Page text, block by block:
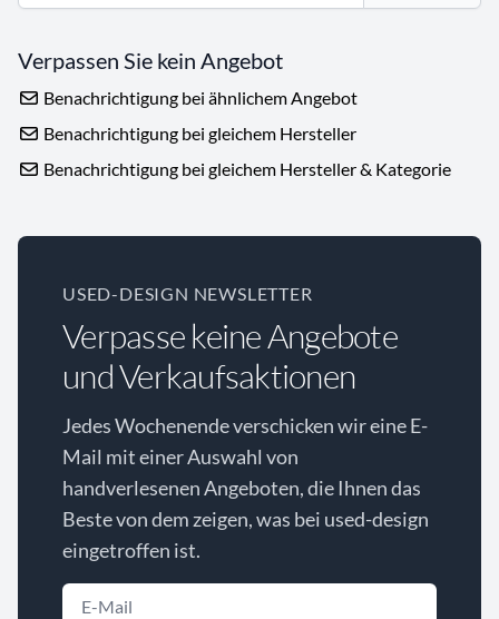
Verpassen Sie kein Angebot
Benachrichtigung bei ähnlichem Angebot
Benachrichtigung bei gleichem Hersteller
Benachrichtigung bei gleichem Hersteller & Kategorie
USED-DESIGN NEWSLETTER
Verpasse keine Angebote
und Verkaufsaktionen
Jedes Wochenende verschicken wir eine E-
Mail mit einer Auswahl von
handverlesenen Angeboten, die Ihnen das
Beste von dem zeigen, was bei used-design
eingetroffen ist.